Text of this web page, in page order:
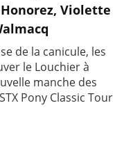
Violette
de la canicule, les
le Louchier à
manche des
Pony Classic Tour